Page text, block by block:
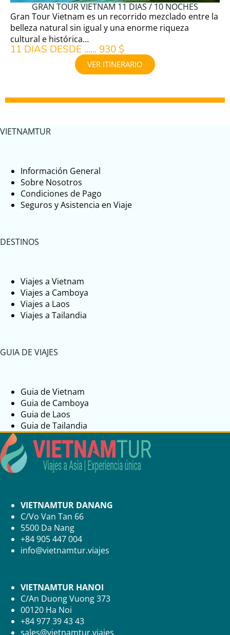
GRAN TOUR VIETNAM 11 DIAS / 10 NOCHES
Gran Tour Vietnam es un recorrido mezclado entre la
belleza natural sin igual y una enorme riqueza
cultural e histórica…
11 DIAS DESDE ...... 930 $
VER ITINERARIO
VIETNAMTUR
Información General
Sobre Nosotros
Condiciones de Pago
Seguros y Asistencia en Viaje
DESTINOS
Viajes a Vietnam
Viajes a Camboya
Viajes a Laos
Viajes a Tailandia
GUIA DE VIAJES
Guia de Vietnam
Guia de Camboya
Guia de Laos
Guia de Tailandia
VIETNAMTUR DANANG
C/Vo Van Tan 66
5500 Da Nang
+84 905 447 004
info@vietnamtur.viajes
VIETNAMTUR HANOI
C/An Duong Vuong 373
00120 Ha Noi
+84 977 39 43 43
sales@vietnamtur.viajes